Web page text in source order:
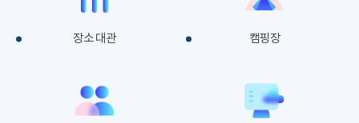
장소 대관 캠핑장